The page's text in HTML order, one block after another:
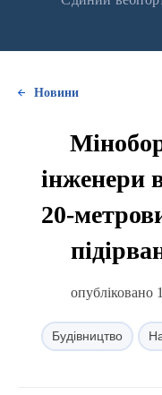
Новини
інженери
20-
опубліковано
Будівництво